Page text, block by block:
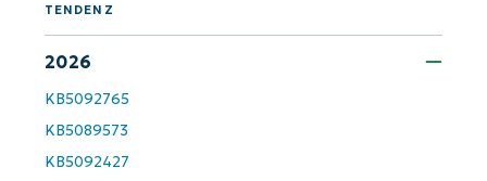
TENDENZ
2026
KB5092765
KB5089573
KB5092427